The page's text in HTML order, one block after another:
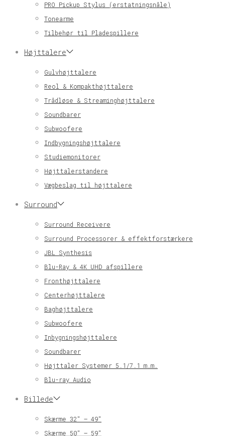
PRO Pickup Stylus (erstatningsnåle)
Tonearme
Tilbehør til Pladespillere
Højttalere
Gulvhøjttalere
Reol & Kompakthøjttalere
Trådløse & Streaminghøjttalere
Soundbarer
Subwoofere
Indbygningshøjttalere
Studiemonitorer
Højttalerstandere
Vægbeslag til højttalere
Surround
Surround Receivere
Surround Processorer & effektforstærkere
JBL Synthesis
Blu-Ray & 4K UHD afspillere
Fronthøjttalere
Centerhøjttalere
Baghøjttalere
Subwoofere
Inbygningshøjttalere
Soundbarer
Højttaler Systemer 5.1/7.1 m.m.
Blu-ray Audio
Billede
Skærme 32″ – 49″
Skærme 50″ – 59″